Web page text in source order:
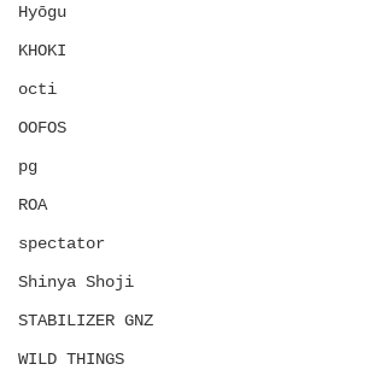
Hyōgu
KHOKI
octi
OOFOS
pg
ROA
spectator
Shinya Shoji
STABILIZER GNZ
WILD THINGS